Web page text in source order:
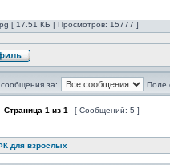
[ 17.51 КБ | Просмотров: 15777 ]
сообщения за: Поле
Страница 1 из 1 [ Сообщений: 5 ]
для взрослых